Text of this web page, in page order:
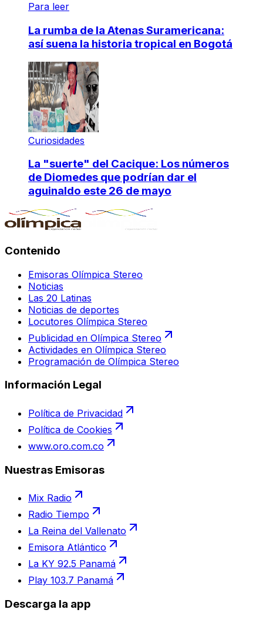
Para leer
La rumba de la Atenas Suramericana:
así suena la historia tropical en Bogotá
Curiosidades
La "suerte" del Cacique: Los números
de Diomedes que podrían dar el
aguinaldo este 26 de mayo
Contenido
Emisoras Olímpica Stereo
Noticias
Las 20 Latinas
Noticias de deportes
Locutores Olímpica Stereo
Publicidad en Olímpica Stereo
Actividades en Olímpica Stereo
Programación de Olímpica Stereo
Información Legal
Política de Privacidad
Política de Cookies
www.oro.com.co
Nuestras Emisoras
Mix Radio
Radio Tiempo
La Reina del Vallenato
Emisora Atlántico
La KY 92.5 Panamá
Play 103.7 Panamá
Descarga la app